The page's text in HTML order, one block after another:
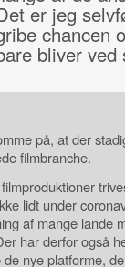
er jeg
chancen
bliver ved
på, at der
filmbranche.
lidt under
af mange lande
har derfor også
nye platforme,